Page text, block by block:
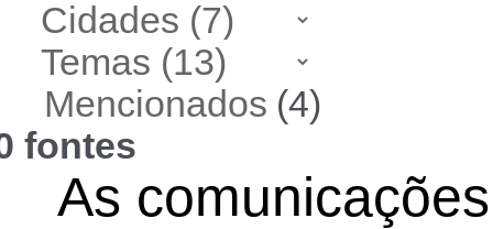
Mencionados (4)
fontes
As